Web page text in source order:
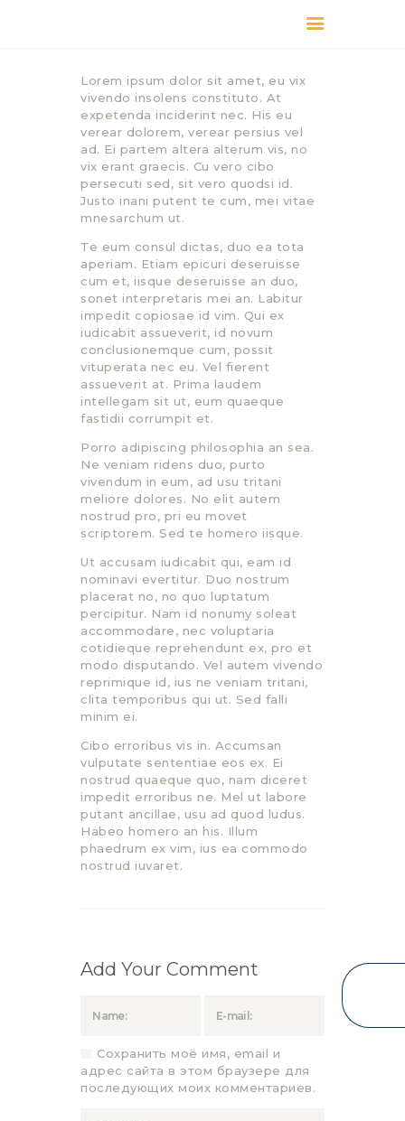
ДОСТАВКА
О БРЕНДЕ
ГДЕ КУПИТЬ
Lorem ipsum dolor sit amet, eu vix
vivendo insolens constituto. At
expetenda inciderint nec. His eu
verear dolorem, verear persius vel
ad. Ei partem altera alterum vis, no
vix erant graecis. Cu vero cibo
persecuti sed, sit vero quodsi id.
Justo inani putent te cum, mei vitae
mnesarchum ut.
Te eum consul dictas, duo ea tota
aperiam. Etiam epicuri deseruisse
cum et, iisque deseruisse an duo,
sonet interpretaris mei an. Labitur
impedit copiosae id vim. Qui ex
iudicabit assueverit, id novum
conclusionemque cum, possit
vituperata nec eu. Vel fierent
assueverit at. Prima laudem
intellegam sit ut, eum quaeque
fastidii corrumpit et.
Porro adipiscing philosophia an sea.
Ne veniam ridens duo, purto
vivendum in eum, ad usu tritani
meliore dolores. No elit autem
nostrud pro, pri eu movet
scriptorem. Sed te homero iisque.
Ut accusam iudicabit qui, eam id
nominavi evertitur. Duo nostrum
placerat no, no quo luptatum
percipitur. Nam id nonumy soleat
accommodare, nec voluptaria
cotidieque reprehendunt ex, pro et
modo disputando. Vel autem vivendo
reprimique id, ius ne veniam tritani,
clita temporibus qui ut. Sed falli
minim ei.
Cibo erroribus vis in. Accumsan
vulputate sententiae eos ex. Ei
nostrud quaeque quo, nam diceret
impedit erroribus ne. Mel ut labore
putant ancillae, usu ad quod ludus.
Habeo homero an his. Illum
phaedrum ex vim, ius ea commodo
nostrud iuvaret.
Add Your Comment
Сохранить моё имя, email и
адрес сайта в этом браузере для
последующих моих комментариев.